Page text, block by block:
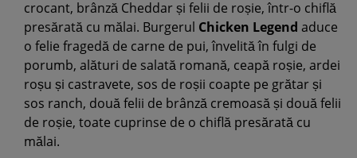
crocant, brânză Cheddar și felii de roșie, într-o chiflă
presărată cu mălai. Burgerul Chicken Legend aduce
o felie fragedă de carne de pui, învelită în fulgi de
porumb, alături de salată romană, ceapă roșie, ardei
roșu și castravete, sos de roșii coapte pe grătar și
sos ranch, două felii de brânză cremoasă și două felii
de roșie, toate cuprinse de o chiflă presărată cu
mălai.